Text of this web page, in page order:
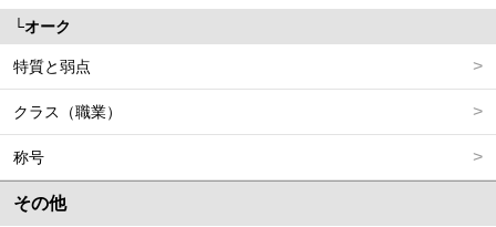
オーク
特質と弱点
クラス（職業）
称号
その他